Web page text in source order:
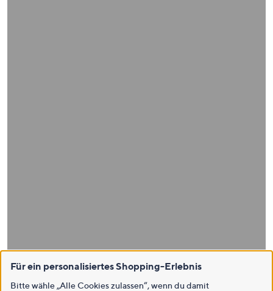
Für ein personalisiertes Shopping-Erlebnis
Bitte wähle „Alle Cookies zulassen“, wenn du damit